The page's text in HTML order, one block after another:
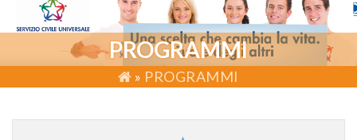
PROGRAMMI
» PROGRAMMI